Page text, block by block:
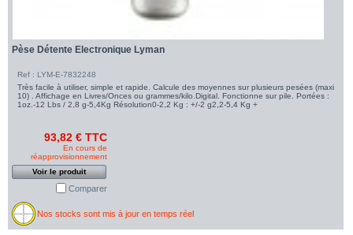
Pèse Détente Electronique Lyman
Ref : LYM-E-7832248
Très facile à utiliser, simple et rapide. Calcule des moyennes sur plusieurs pesées (maxi
10) . Affichage en Livres/Onces ou grammes/kilo.Digital. Fonctionne sur pile. Portées :
1oz.-12 Lbs / 2,8 g-5,4Kg Résolution0-2,2 Kg : +/-2 g2,2-5,4 Kg +
93,82 € TTC
En cours de
réapprovisionnement
Voir le produit
Comparer
Nos stocks sont mis à jour en temps réel